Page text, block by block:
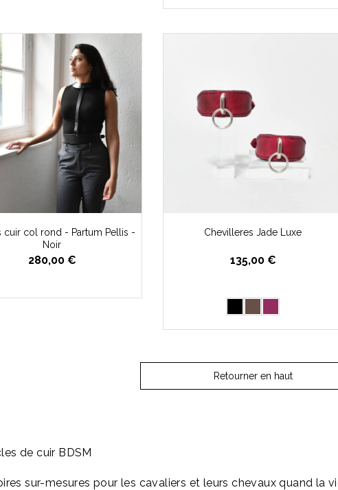
cuir col rond - Partum Pellis -
Noir
280,00 €
Chevilleres Jade Luxe
135,00 €
Retourner en haut
de cuir BDSM
sur-mesures pour les cavaliers et leurs chevaux quand la